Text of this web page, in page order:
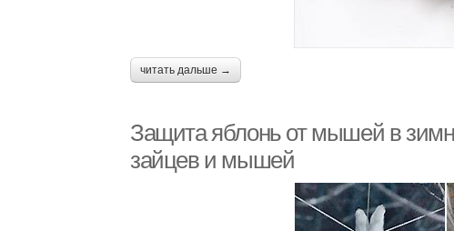
читать дальше →
Защита яблонь от мышей в
зайцев и мышей